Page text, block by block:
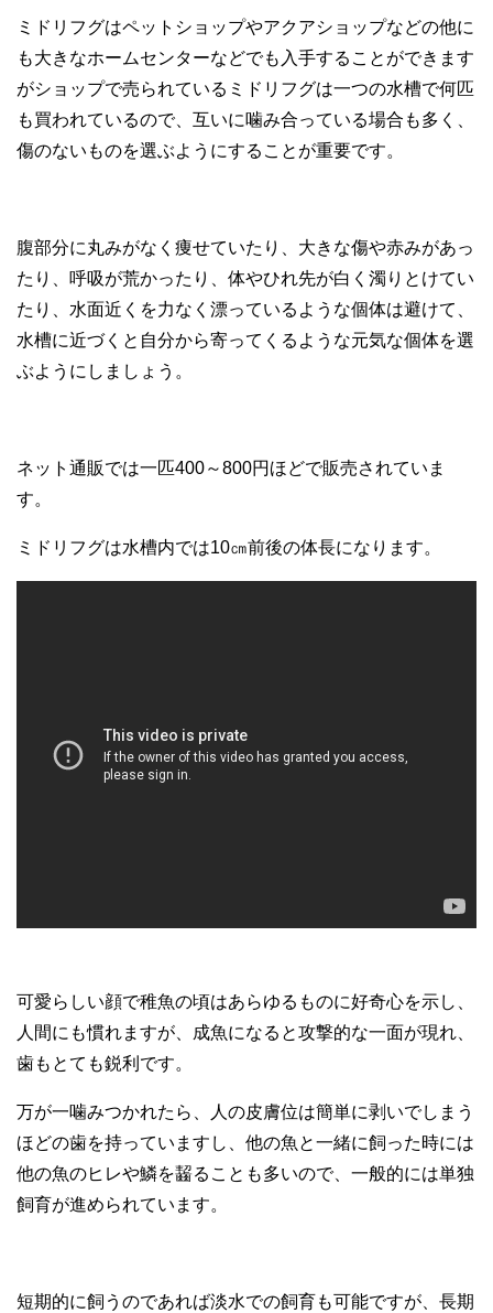
ミドリフグはペットショップやアクアショップなどの他に
も大きなホームセンターなどでも入手することができます
がショップで売られているミドリフグは一つの水槽で何匹
も買われているので、互いに噛み合っている場合も多く、
傷のないものを選ぶようにすることが重要です。
腹部分に丸みがなく痩せていたり、大きな傷や赤みがあっ
たり、呼吸が荒かったり、体やひれ先が白く濁りとけてい
たり、水面近くを力なく漂っているような個体は避けて、
水槽に近づくと自分から寄ってくるような元気な個体を選
ぶようにしましょう。
ネット通販では一匹400～800円ほどで販売されていま
す。
ミドリフグは水槽内では10㎝前後の体長になります。
可愛らしい顔で稚魚の頃はあらゆるものに好奇心を示し、
人間にも慣れますが、成魚になると攻撃的な一面が現れ、
歯もとても鋭利です。
万が一噛みつかれたら、人の皮膚位は簡単に剥いでしまう
ほどの歯を持っていますし、他の魚と一緒に飼った時には
他の魚のヒレや鱗を齧ることも多いので、一般的には単独
飼育が進められています。
短期的に飼うのであれば淡水での飼育も可能ですが、長期